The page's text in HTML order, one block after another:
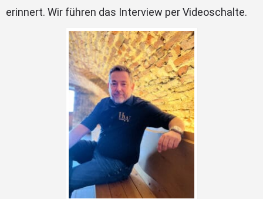
erinnert. Wir führen das Interview per Videoschalte.